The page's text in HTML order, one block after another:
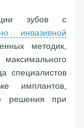
зубов с
инвазивной
методик,
специалистов
имплантов,
решения при